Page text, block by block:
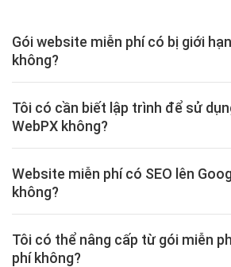
Gói website miễn phí có bị giới
không?
Tôi có cần biết lập trình để sử
WebPX không?
Website miễn phí có SEO lên
không?
Tôi có thể nâng cấp từ gói miễn
phí không?